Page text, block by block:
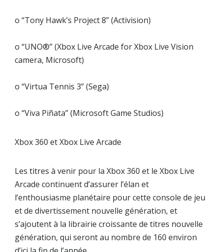
o “Tony Hawk’s Project 8” (Activision)
o “UNO®” (Xbox Live Arcade for Xbox Live Vision
camera, Microsoft)
o “Virtua Tennis 3” (Sega)
o “Viva Piñata” (Microsoft Game Studios)
Xbox 360 et Xbox Live Arcade
Les titres à venir pour la Xbox 360 et le Xbox Live
Arcade continuent d’assurer l’élan et
l’enthousiasme planétaire pour cette console de jeu
et de divertissement nouvelle génération, et
s’ajoutent à la librairie croissante de titres nouvelle
génération, qui seront au nombre de 160 environ